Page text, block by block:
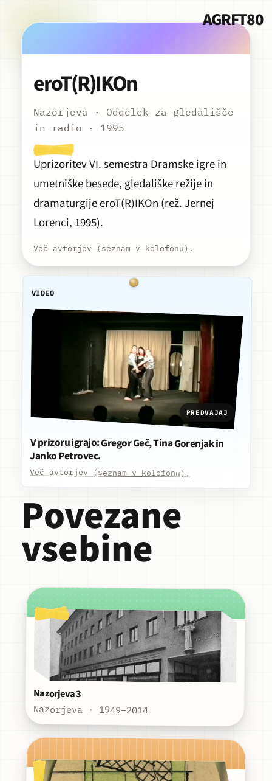
AGRFT80
eroT(R)IKOn
Nazorjeva · Oddelek za gledališče
in radio · 1995
Predvajaj
Uprizoritev VI. semestra Dramske igre in
umetniške besede, gledališke režije in
dramaturgije eroT(R)IKOn (rež. Jernej
Lorenci, 1995).
Več avtorjev (seznam v kolofonu).
VIDEO
PREDVAJAJ
V prizoru igrajo: Gregor Geč, Tina Gorenjak in
Janko Petrovec.
Več avtorjev (seznam v kolofonu).
Povezane
vsebine
Nazorjeva 3
Nazorjeva · 1949–2014